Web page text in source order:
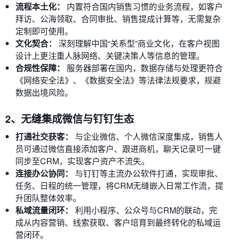
流程本土化：
内置符合国内销售习惯的业务流程，如客户
拜访、公海领取、合同审批、销售提成计算等，无需复杂
定制即可使用。
文化契合：
深刻理解中国“关系型”商业文化，在客户视图
设计上更注重人脉网络、关键决策人等信息的管理。
合规性保障：
服务器部署在国内，数据存储与处理更符合
《网络安全法》、《数据安全法》等法律法规要求，规避
数据出境风险。
2、无缝集成微信与钉钉生态
打通社交获客：
与企业微信、个人微信深度集成，销售人
员可通过微信直接添加客户、跟进商机，聊天记录可一键
同步至CRM，实现客户资产不流失。
连接办公协同：
与钉钉等主流办公软件打通，实现审批、
任务、日程的统一管理，将CRM无缝嵌入日常工作流，提
升团队整体效率。
私域流量闭环：
利用小程序、公众号与CRM的联动，完
成从内容营销、线索获取、客户培育到最终转化的私域运
营闭环。